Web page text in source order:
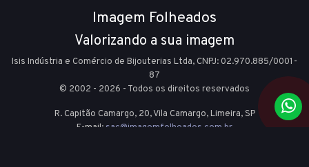
Imagem Folheados
Valorizando a sua imagem
Isis Indústria e Comércio de Bijouterias Ltda, CNPJ: 02.970.885/0001-
87
© 2002 - 2026 - Todos os direitos reservados
R. Capitão Camargo, 20, Vila Camargo,Limeira,SP
E-mail: sac@imagemfolheados.com.br